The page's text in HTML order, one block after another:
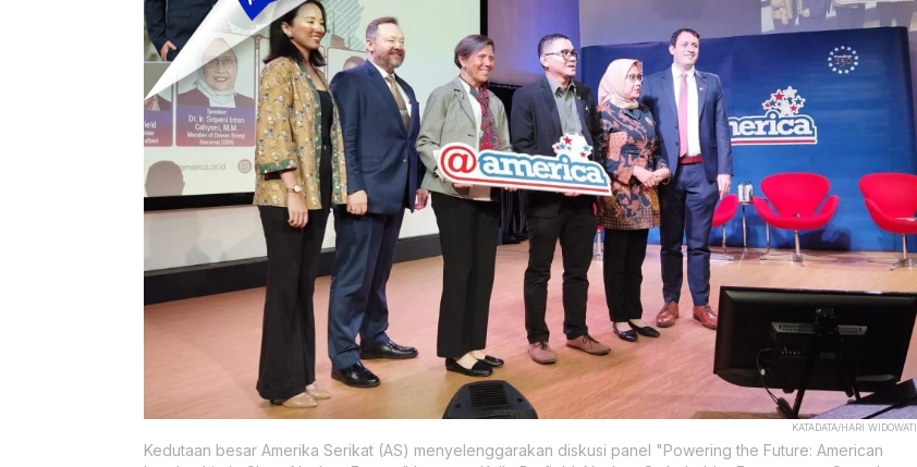
KATADATA/HARI WIDOWATI
Kedutaan besar Amerika Serikat (AS) menyelenggarakan diskusi panel "Powering the Future: American